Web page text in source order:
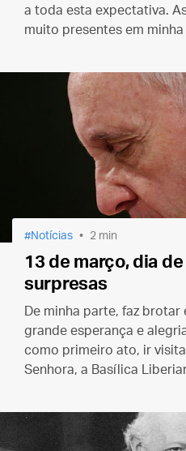
a toda esta expectativa.
muito presentes em
Notícias 2 min
13 de março, dia
surpresas
De minha parte, faz brotar
grande esperança e
como primeiro ato, ir
Senhora, a Basílica